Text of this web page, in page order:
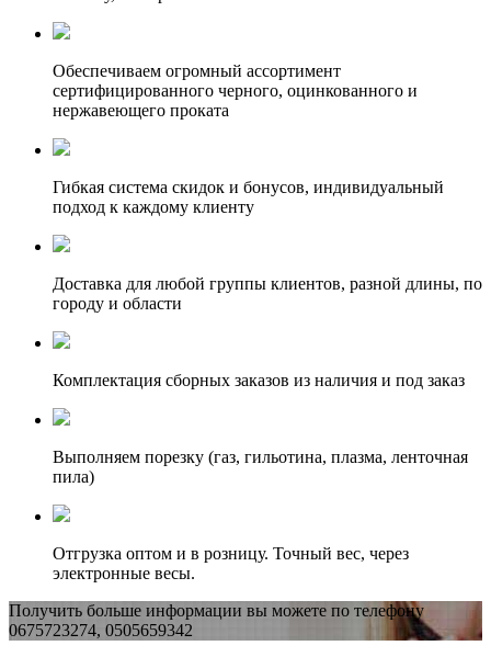
Обеспечиваем огромный ассортимент
сертифицированного черного, оцинкованного и
нержавеющего проката
Гибкая система скидок и бонусов, индивидуальный
подход к каждому клиенту
Доставка для любой группы клиентов, разной длины, по
городу и области
Комплектация сборных заказов из наличия и под заказ
Выполняем порезку (газ, гильотина, плазма, ленточная
пила)
Отгрузка оптом и в розницу. Точный вес, через
электронные весы.
Получить больше информации вы можете по телефону
0675723274, 0505659342